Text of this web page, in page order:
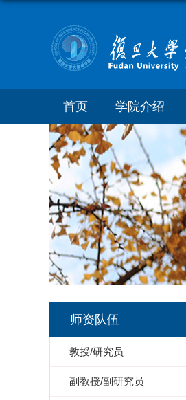
首页 学院介绍
师资队伍
教授/研究员
副教授/副研究员